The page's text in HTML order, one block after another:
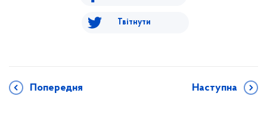
Твітнути
Попередня Наступна